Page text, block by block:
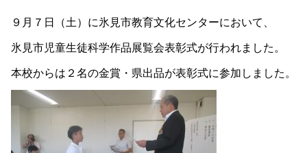
９月７日（土）に氷見市教育文化センターにおいて、
氷見市児童生徒科学作品展覧会表彰式が行われました。
本校からは２名の金賞・県出品が表彰式に参加しました。